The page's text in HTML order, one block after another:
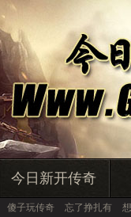
今日新开传奇
傻子玩传奇 忘了挣扎有